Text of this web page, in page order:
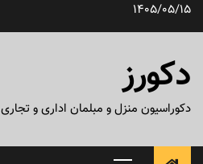
پرش1405/05/15
دکورز
دکوراسیون منزل و مبلمان اداری و تجاری